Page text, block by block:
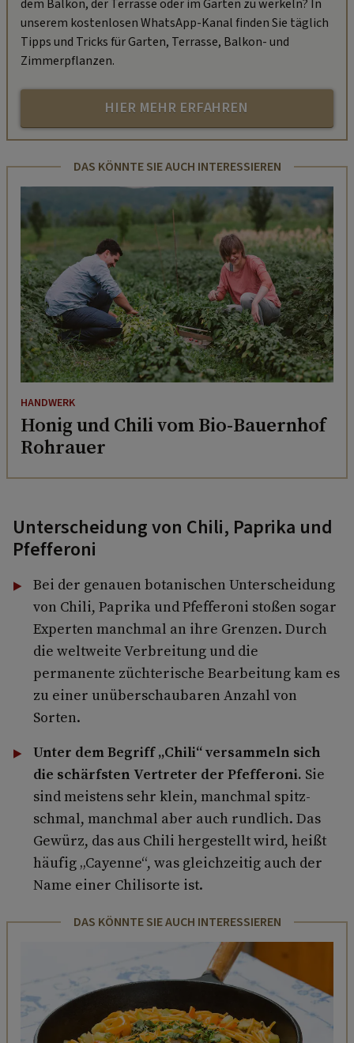
dem Balkon, der Terrasse oder im Garten zu werkeln? In
unserem kostenlosen WhatsApp-Kanal finden Sie täglich
Tipps und Tricks für Garten, Terrasse, Balkon- und
Zimmerpflanzen.
HIER MEHR ERFAHREN
DAS KÖNNTE SIE AUCH INTERESSIEREN
HANDWERK
Honig und Chili vom Bio-Bauernhof
Rohrauer
Unterscheidung von Chili, Paprika und
Pfefferoni
Bei der genauen botanischen Unterscheidung
von Chili, Paprika und Pfefferoni stoßen sogar
Experten manchmal an ihre Grenzen. Durch
die weltweite Verbreitung und die
permanente züchterische Bearbeitung kam es
zu einer unüberschaubaren Anzahl von
Sorten.
Unter dem Begriff „Chili“ versammeln sich
die schärfsten Vertreter der Pfefferoni. Sie
sind meistens sehr klein, manchmal spitz-
schmal, manchmal aber auch rundlich. Das
Gewürz, das aus Chili hergestellt wird, heißt
häufig „Cayenne“, was gleichzeitig auch der
Name einer Chilisorte ist.
DAS KÖNNTE SIE AUCH INTERESSIEREN